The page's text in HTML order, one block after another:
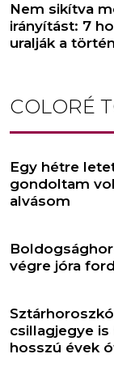
Nem sikítva
irányítást: 7
uralják a
COLORÉ
Egy hétre
gondoltam
alvásom
végre jóra
csillagjegye
hosszú évek